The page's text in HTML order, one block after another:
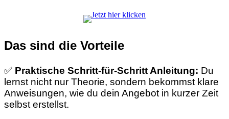
Das sind die Vorteile
✅ Praktische Schritt-für-Schritt Anleitung: Du
lernst nicht nur Theorie, sondern bekommst klare
Anweisungen, wie du dein Angebot in kurzer Zeit
selbst erstellst.